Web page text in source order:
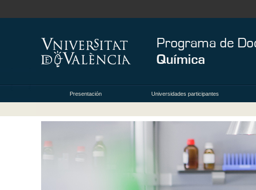
Presentación Universidades participantes